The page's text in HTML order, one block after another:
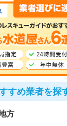
すめ業者を探
方